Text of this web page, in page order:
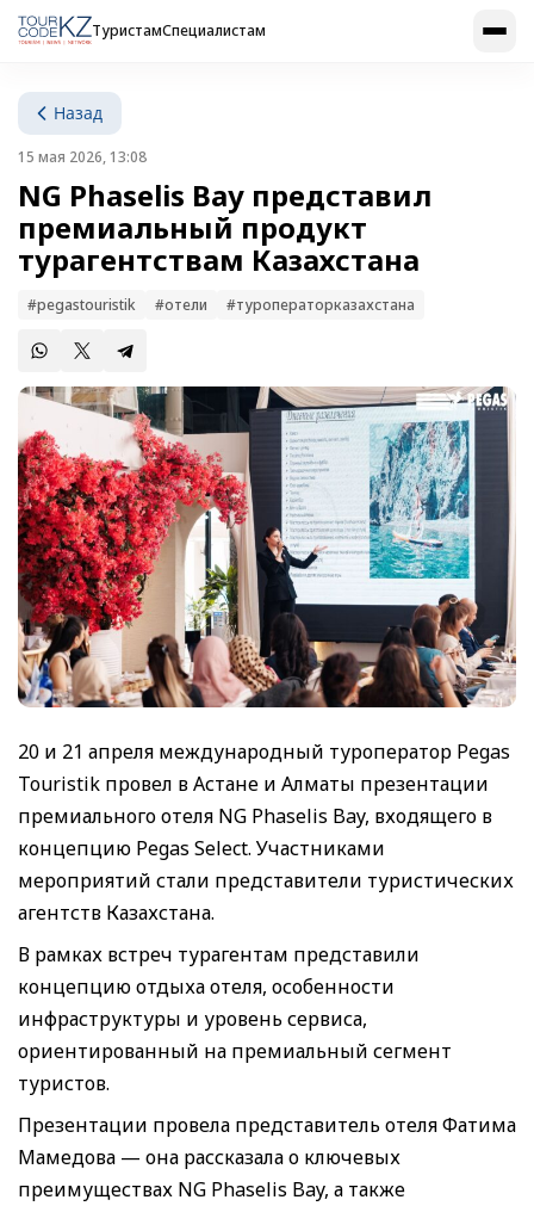
ТуристамСпециалистам
Назад
15 мая 2026, 13:08
NG Phaselis Bay представил
премиальный продукт
турагентствам Казахстана
#pegastouristik #отели #туроператорказахстана
20 и 21 апреля международный туроператор Pegas
Touristik провел в Астане и Алматы презентации
премиального отеля NG Phaselis Bay, входящего в
концепцию Pegas Select. Участниками
мероприятий стали представители туристических
агентств Казахстана.
В рамках встреч турагентам представили
концепцию отдыха отеля, особенности
инфраструктуры и уровень сервиса,
ориентированный на премиальный сегмент
туристов.
Презентации провела представитель отеля Фатима
Мамедова — она рассказала о ключевых
преимуществах NG Phaselis Bay, а также